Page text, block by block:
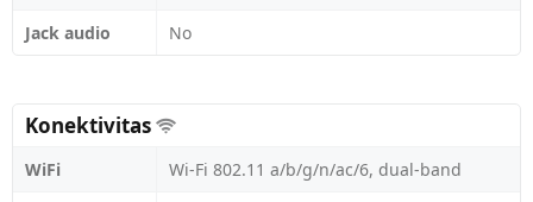
Jack audio
No
Konektivitas
WiFi
Wi-Fi 802.11 a/b/g/n/ac/6, dual-band